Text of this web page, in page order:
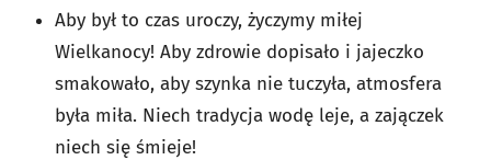
Aby był to czas uroczy, życzymy miłej
Wielkanocy! Aby zdrowie dopisało i jajeczko
smakowało, aby szynka nie tuczyła, atmosfera
była miła. Niech tradycja wodę leje, a zajączek
niech się śmieje!